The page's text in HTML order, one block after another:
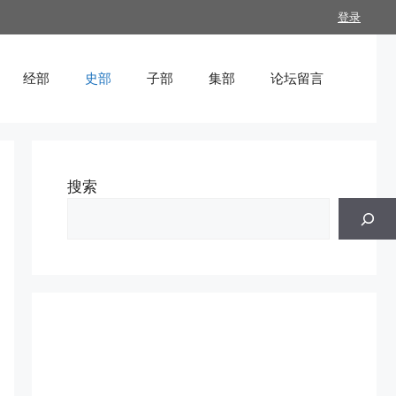
登录
经部 史部 子部 集部 论坛留言
搜索